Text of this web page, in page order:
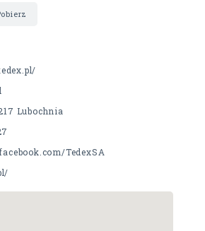
Lubochnia
TedexSA